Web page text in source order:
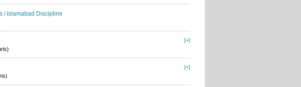
/ Islamabad Discipline
[+]
[+]